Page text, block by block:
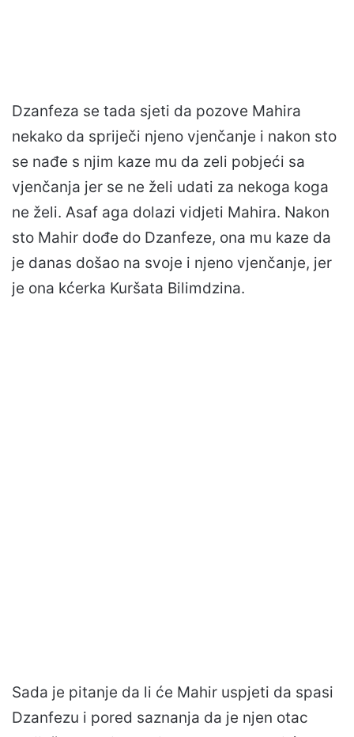
Dzanfeza se tada sjeti da pozove Mahira
nekako da spriječi njeno vjenčanje i nakon sto
se nađe s njim kaze mu da zeli pobjeći sa
vjenčanja jer se ne želi udati za nekoga koga
ne želi. Asaf aga dolazi vidjeti Mahira. Nakon
sto Mahir dođe do Dzanfeze, ona mu kaze da
je danas došao na svoje i njeno vjenčanje, jer
je ona kćerka Kuršata Bilimdzina.
Sada je pitanje da li će Mahir uspjeti da spasi
Dzanfezu i pored saznanja da je njen otac